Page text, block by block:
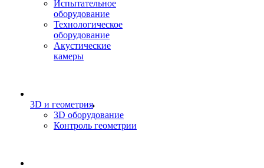
Испытательное
оборудование
Технологическое
оборудование
Акустические
камеры
3D и геометрия
3D оборудование
Контроль геометрии